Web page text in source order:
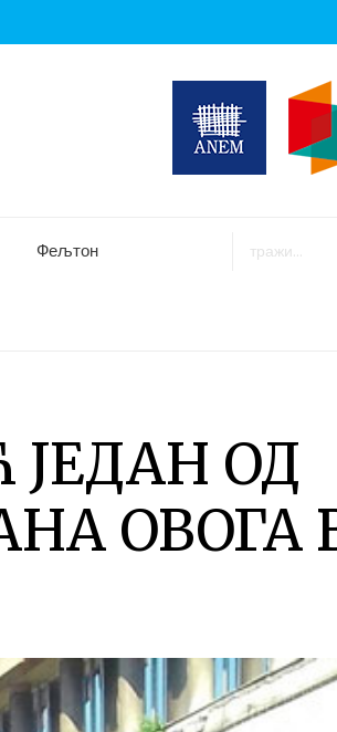
Фељтон
ОД
ОВОГА